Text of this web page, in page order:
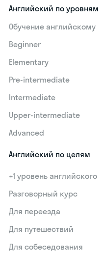
Английский по уровням
Обучение английскому
Beginner
Elementary
Pre-intermediate
Intermediate
Upper-intermediate
Advanced
Английский по целям
+1 уровень английского
Разговорный курс
Для переезда
Для путешествий
Для собеседования